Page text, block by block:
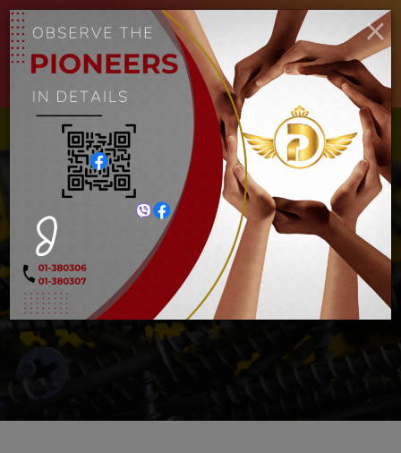
MYANMAR
Toggle
အရစ်တိုင်
Home အရစ်တိုင်
×